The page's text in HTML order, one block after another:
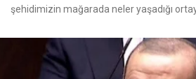
şehidimizin mağarada neler yaşadığı